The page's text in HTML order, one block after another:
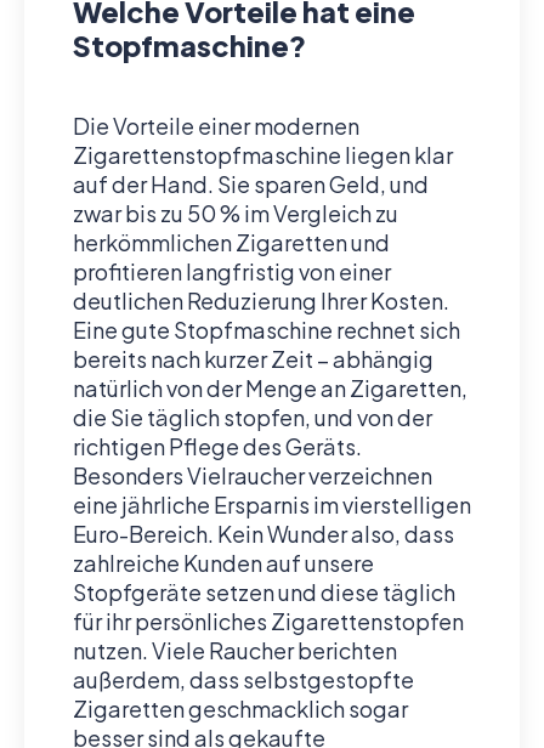
Welche Vorteile hat eine
Stopfmaschine?
Die Vorteile einer modernen
Zigarettenstopfmaschine liegen klar
auf der Hand. Sie sparen Geld, und
zwar bis zu 50 % im Vergleich zu
herkömmlichen Zigaretten und
profitieren langfristig von einer
deutlichen Reduzierung Ihrer Kosten.
Eine gute Stopfmaschine rechnet sich
bereits nach kurzer Zeit – abhängig
natürlich von der Menge an Zigaretten,
die Sie täglich stopfen, und von der
richtigen Pflege des Geräts.
Besonders Vielraucher verzeichnen
eine jährliche Ersparnis im vierstelligen
Euro-Bereich. Kein Wunder also, dass
zahlreiche Kunden auf unsere
Stopfgeräte setzen und diese täglich
für ihr persönliches Zigarettenstopfen
nutzen. Viele Raucher berichten
außerdem, dass selbstgestopfte
Zigaretten geschmacklich sogar
besser sind als gekaufte